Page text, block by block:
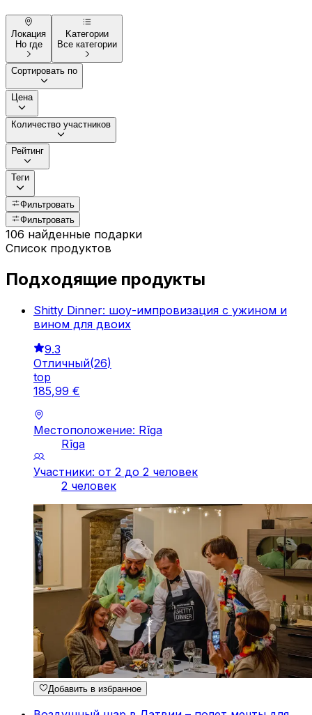
Локация
Но где
Kатегории
Все категории
Сортировать по
Цена
Количество участников
Рейтинг
Теги
Фильтровать
Фильтровать
106 найденные подарки
Список продуктов
Подходящие продукты
Shitty Dinner: шоу-импровизация с ужином и
вином для двоих
9.3
Отличный(26)
top
185,99 €
Местоположение: Rīga
Rīga
Участники: от 2 до 2 человек
2 человек
Добавить в избранное